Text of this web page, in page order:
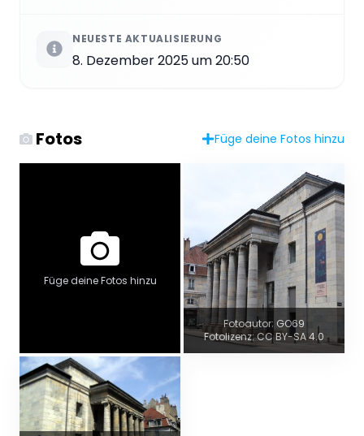
NEUESTE AKTUALISIERUNG
8. Dezember 2025 um 20:50
Fotos Füge deine Fotos hinzu
Füge deine Fotos hinzu
Fotoautor: GO69
Fotolizenz: CC BY-SA 4.0